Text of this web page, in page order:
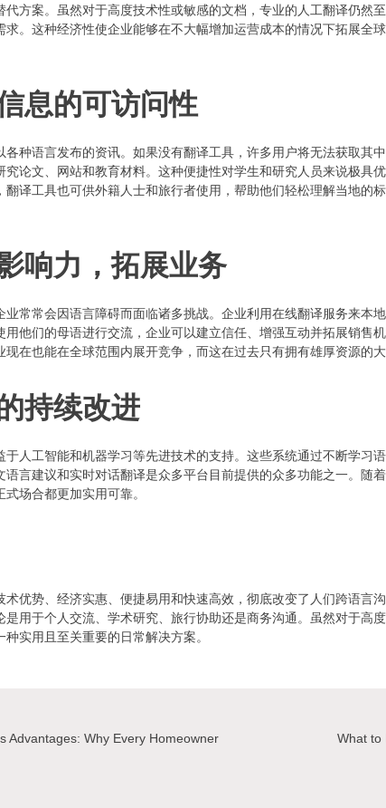
代方案。虽然对于高度技术性或敏感的文档，​​专业的人工翻译仍然
求。这种经济性使企业能够在不大幅增加运营成本的情况下拓展全
息的可访问性
各种语言发布的资讯。如果没有翻译工具，许多用户将无法获取其
究论文、网站和教育材料。这种便捷性对学生和研究人员来说极具
翻译工具也可供外籍人士和旅行者使用，帮助他们轻松理解当地的
响力，拓展业务
业常常会因语言障碍而面临诸多挑战。企业利用在线翻译服务来本
用他们的母语进行交流，企业可以建立信任、增强互动并拓展销售
在也能在全球范围内展开竞争，而这在过去只有拥有雄厚资源的大
持续改进
于人工智能和机器学习等先进技术的支持。这些系统通过不断学习
语言建议和实时对话翻译是众多平台目前提供的众多功能之一。随
场合都更加实用可靠。
术优势、经济实惠、便捷易用和快速高效，彻底改变了人们跨语言
是用于个人交流、学术研究、旅行协助还是商务沟通。虽然对于高
实用且至关重要的日常解决方案。
Advantages: Why Every Homeowner
What to